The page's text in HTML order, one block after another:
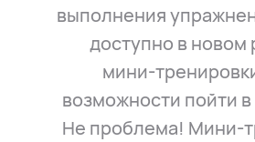
выполнения
доступно в
мини⁠-⁠
возможности пойти в
Не проблема! Мини⁠-⁠